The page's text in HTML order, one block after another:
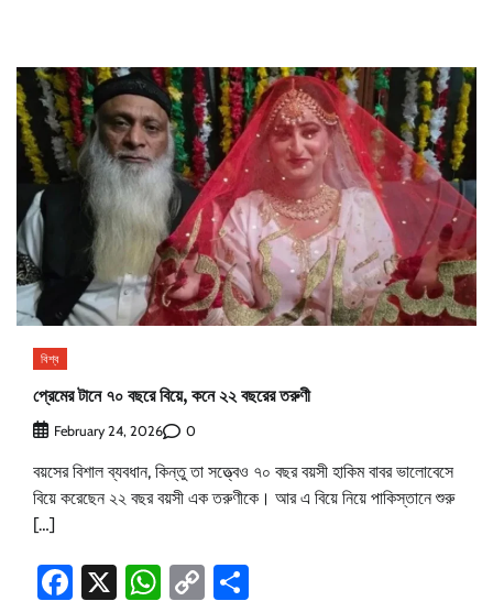
বিশ্ব
প্রেমের টানে ৭০ বছরে বিয়ে, কনে ২২ বছরের তরুণী
February 24, 2026 0
বয়সের বিশাল ব্যবধান, কিন্তু তা সত্ত্বেও ৭০ বছর বয়সী হাকিম বাবর ভালোবেসে
বিয়ে করেছেন ২২ বছর বয়সী এক তরুণীকে। আর এ বিয়ে নিয়ে পাকিস্তানে শুরু
[…]
Facebook
X WhatsApp
Copy